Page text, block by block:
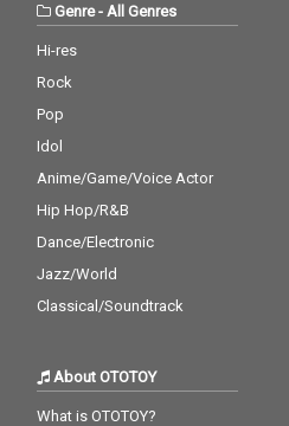
Genre- All Genres
Hi-res
Rock
Pop
Idol
Anime/Game/Voice Actor
Hip Hop/R&B
Dance/Electronic
Jazz/World
Classical/Soundtrack
About OTOTOY
What is OTOTOY?